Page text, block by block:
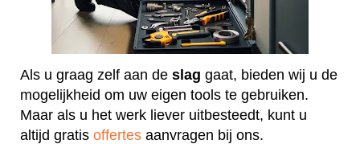
Als u graag zelf aan de slag gaat, bieden wij u de
mogelijkheid om uw eigen tools te gebruiken.
Maar als u het werk liever uitbesteedt, kunt u
altijd gratis offertes aanvragen bij ons.